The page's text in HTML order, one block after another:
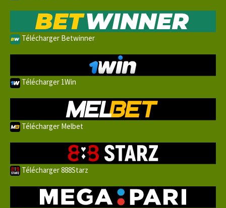
Télécharger Betwinner
Télécharger 1Win
Télécharger Melbet
Télécharger 888Starz